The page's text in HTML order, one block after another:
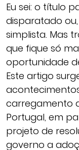
Eu sei: o título
disparatado
simplista. Mas
que fique só
oportunidade
Este artigo
carregamento
Portugal, em
projeto de
governo a